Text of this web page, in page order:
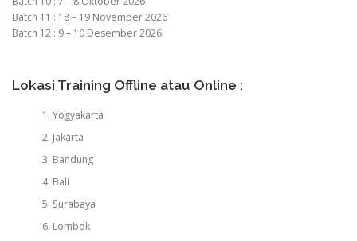
Batch 11 : 18 – 19 November 2026
Batch 12 : 9 – 10 Desember 2026
Lokasi Training Offline atau Online :
Yogyakarta
Jakarta
Bandung
Bali
Surabaya
Lombok